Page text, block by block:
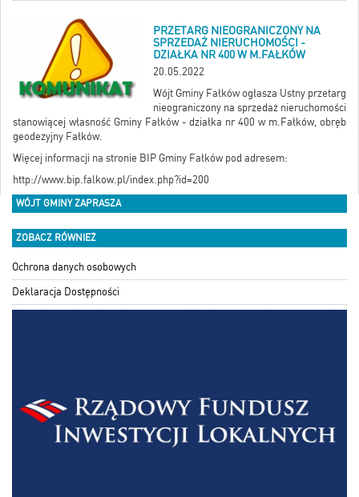
PRZETARG NIEOGRANICZONY NA
SPRZEDAŻ NIERUCHOMOŚCI -
DZIAŁKA NR 400 W M.FAŁKÓW
20.05.2022
Wójt Gminy Fałków ogłasza Ustny przetarg
nieograniczony na sprzedaż nieruchomości
stanowiącej własność Gminy Fałków - działka nr 400 w m.Fałków, obręb
geodezyjny Fałków.
Więcej informacji na stronie BIP Gminy Fałków pod adresem:
http://www.bip.falkow.pl/index.php?id=200
WÓJT GMINY ZAPRASZA
ZOBACZ RÓWNIEŻ
Ochrona danych osobowych
Deklaracja Dostępności